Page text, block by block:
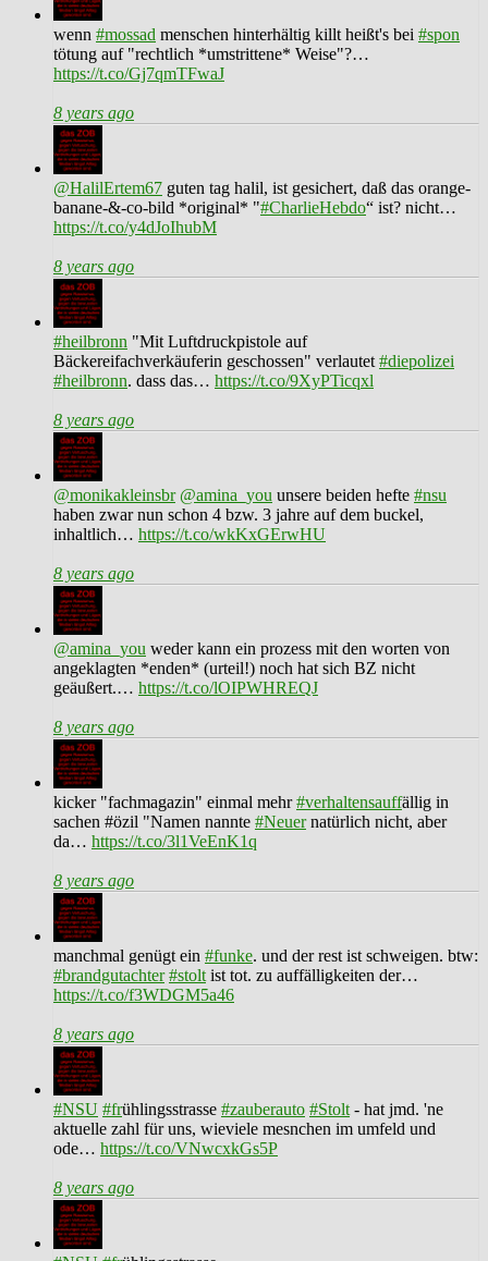
wenn #mossad menschen hinterhältig killt heißt's bei #spon
tötung auf "rechtlich *umstrittene* Weise"?…
https://t.co/Gj7qmTFwaJ
8 years ago
@HalilErtem67 guten tag halil, ist gesichert, daß das orange-
banane-&-co-bild *original* "#CharlieHebdo“ ist? nicht…
https://t.co/y4dJoIhubM
8 years ago
#heilbronn "Mit Luftdruckpistole auf
Bäckereifachverkäuferin geschossen" verlautet #diepolizei
#heilbronn. dass das… https://t.co/9XyPTicqxl
8 years ago
@monikakleinsbr @amina_you unsere beiden hefte #nsu
haben zwar nun schon 4 bzw. 3 jahre auf dem buckel,
inhaltlich… https://t.co/wkKxGErwHU
8 years ago
@amina_you weder kann ein prozess mit den worten von
angeklagten *enden* (urteil!) noch hat sich BZ nicht
geäußert.… https://t.co/lOIPWHREQJ
8 years ago
kicker "fachmagazin" einmal mehr#verhaltensauffällig in
sachen #özil "Namen nannte #Neuernatürlich nicht, aber
da… https://t.co/3l1VeEnK1q
8 years ago
manchmal genügt ein #funke. und der rest ist schweigen. btw:
#brandgutachter #stolt ist tot. zu auffälligkeiten der…
https://t.co/f3WDGM5a46
8 years ago
#NSU #frühlingsstrasse #zauberauto #Stolt - hat jmd. 'ne
aktuelle zahl für uns, wieviele mesnchen im umfeld und
ode… https://t.co/VNwcxkGs5P
8 years ago